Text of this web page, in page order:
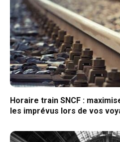
Horaire train SNCF :
les imprévus lors de vos